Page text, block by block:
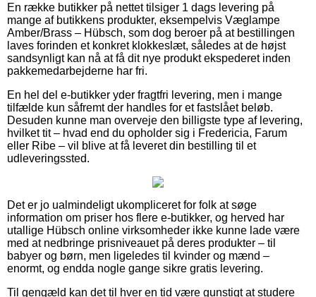
En række butikker på nettet tilsiger 1 dags levering på
mange af butikkens produkter, eksempelvis Væglampe
Amber/Brass – Hübsch, som dog beroer på at bestillingen
laves forinden et konkret klokkeslæt, således at de højst
sandsynligt kan nå at få dit nye produkt ekspederet inden
pakkemedarbejderne har fri.
En hel del e-butikker yder fragtfri levering, men i mange
tilfælde kun såfremt der handles for et fastslået beløb.
Desuden kunne man overveje den billigste type af levering,
hvilket tit – hvad end du opholder sig i Fredericia, Farum
eller Ribe – vil blive at få leveret din bestilling til et
udleveringssted.
Det er jo ualmindeligt ukompliceret for folk at søge
information om priser hos flere e-butikker, og herved har
utallige Hübsch online virksomheder ikke kunne lade være
med at nedbringe prisniveauet på deres produkter – til
babyer og børn, men ligeledes til kvinder og mænd –
enormt, og endda nogle gange sikre gratis levering.
Til gengæld kan det til hver en tid være gunstigt at studere